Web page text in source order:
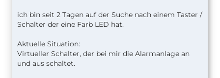
ich bin seit 2 Tagen auf der Suche nach einem Taster /
Schalter der eine Farb LED hat.
Aktuelle Situation:
Virtueller Schalter, der bei mir die Alarmanlage an
und aus schaltet.